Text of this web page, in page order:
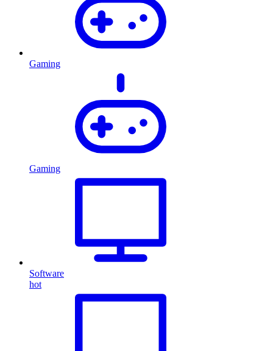
Gaming
Gaming
Software
hot